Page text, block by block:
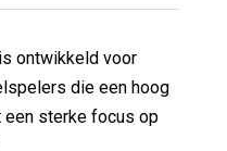
ontwikkeld voor
die een hoog
sterke focus op